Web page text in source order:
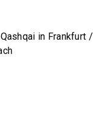
in Frankfurt /